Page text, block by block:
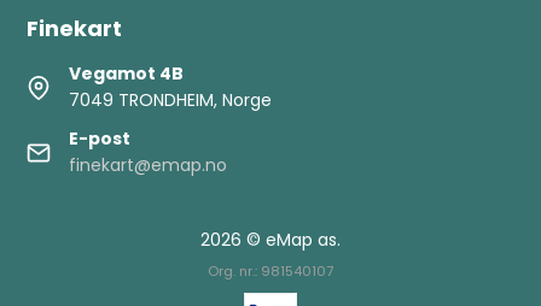
Finekart
Vegamot 4B
7049 TRONDHEIM, Norge
E-post
finekart@emap.no
2026 © eMap as.
Org. nr.: 981540107